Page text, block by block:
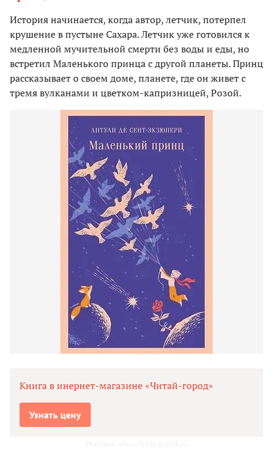
История начинается, когда автор, летчик, потерпел
крушение в пустыне Сахара. Летчик уже готовился к
медленной мучительной смерти без воды и еды, но
встретил Маленького принца с другой планеты. Принц
рассказывает о своем доме, планете, где он живет с
тремя вулканами и цветком-капризницей, Розой.
Книга в инернет-магазине «Читай-город»
Узнать цену